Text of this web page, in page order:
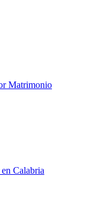
Matrimonio
Calabria